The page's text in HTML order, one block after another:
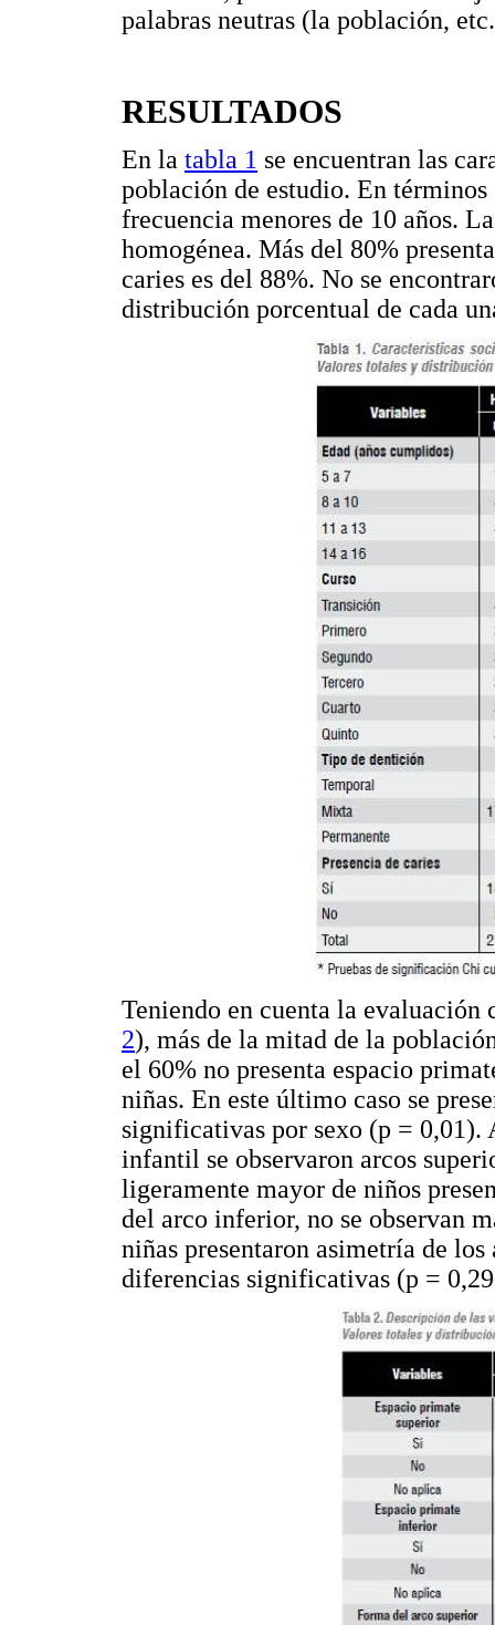
palabras neutras (la población,
RESULTADOS
En la tabla 1 se encuentran las
población de estudio. En
frecuencia menores de 10 años.
homogénea. Más del 80%
caries es del 88%. No se
distribución porcentual de cada
Teniendo en cuenta la
2), más de la mitad de la
el 60% no presenta espacio
niñas. En este último caso se
significativas por sexo (p = 0,01).
infantil se observaron arcos
ligeramente mayor de niños
del arco inferior, no se observan
niñas presentaron asimetría de
diferencias significativas (p =